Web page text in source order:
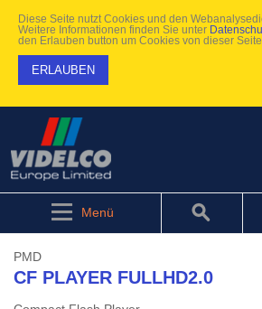
Diese Seite nutzt Cookies und den
Weitere Informationen finden Sie unter
den Erlauben button um Cookies von dieser
ERLAUBEN
Menü
PMD
CF PLAYER FULLHD2.0